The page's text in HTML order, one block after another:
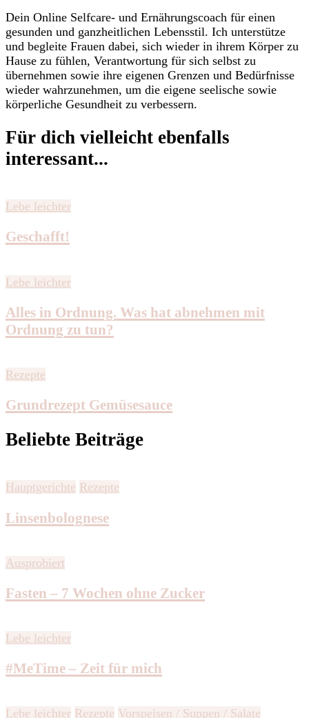
Dein Online Selfcare- und Ernährungscoach für einen
gesunden und ganzheitlichen Lebensstil. Ich unterstütze
und begleite Frauen dabei, sich wieder in ihrem Körper zu
Hause zu fühlen, Verantwortung für sich selbst zu
übernehmen sowie ihre eigenen Grenzen und Bedürfnisse
wieder wahrzunehmen, um die eigene seelische sowie
körperliche Gesundheit zu verbessern.
Für dich vielleicht ebenfalls
interessant...
Lebe leichter
Geschafft!
Lebe leichter
Alles in Ordnung. Was hat abnehmen mit
Ordnung zu tun?
Rezepte
Grundrezept Gemüsesauce
Beliebte Beiträge
Hauptgerichte Rezepte
Linsenbolognese
Ausprobiert
Fasten – 7 Wochen ohne Zucker
Lebe leichter
#MeTime – Zeit für mich
Lebe leichter Rezepte Vorspeisen / Suppen / Salate